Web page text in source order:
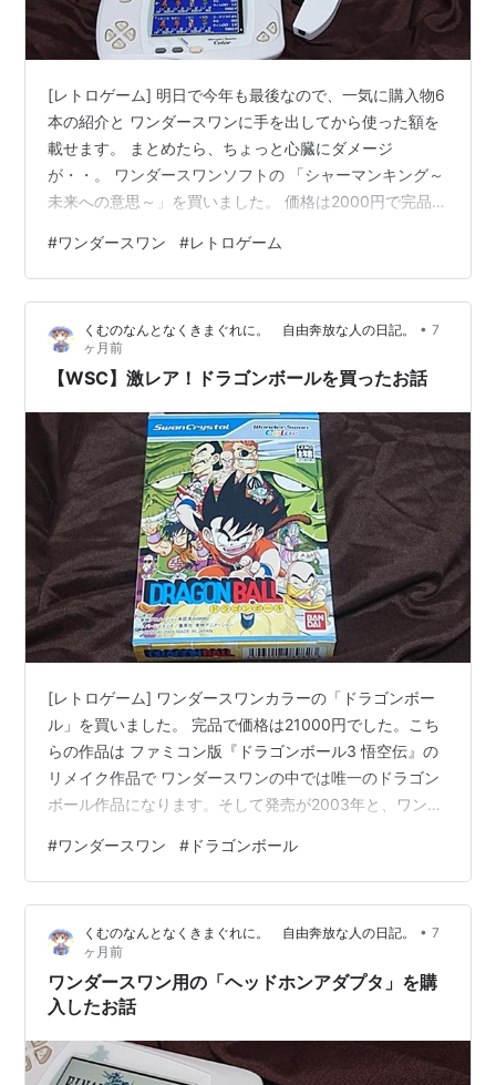
[レトロゲーム] 明日で今年も最後なので、一気に購入物6
本の紹介と ワンダースワンに手を出してから使った額を
載せます。 まとめたら、ちょっと心臓にダメージ
が・・。 ワンダースワンソフトの 「シャーマンキング～
未来への意思～」を買いました。 価格は2000円で完品に
キングを一切知りません。 タイトルは知っている程度。
パッケージ絵のキャラクターも1人も知りません。そんな
状況で何で買ったかというと シャーマンキングを知らな
い人でも楽しめるRPGというレビューを見たから。 そし
て、結構良ゲーという話だったので。 値段を調べたら安
かったので これなら…
#ワンダースワン #レトロゲーム
くむのなんとなくきまぐれに。 自由奔放な人の日記。 • 7
ヶ月前
【WSC】激レア！ドラゴンボールを買ったお話
[レトロゲーム] ワンダースワンカラーの「ドラゴンボー
ル」を買いました。 完品で価格は21000円でした。こち
らの作品は ファミコン版『ドラゴンボール3 悟空伝』の
リメイク作品で ワンダースワンの中では唯一のドラゴン
ボール作品になります。そして発売が2003年と、ワンダ
出荷本数も少ないという。 そして、海外需要もあるので
かなりのレア価格になってしまいました。 定価は3980
円だったんですけどね・・（´・ω・`） 作品の存在は当
時から知ってはいたけど、当時は手を出す気は全くな
く。 ワンダースワンに手を出すなら欲しいソフトの3本
の最後の1つがこれ…
#ワンダースワン # ドラゴンボール
くむのなんとなくきまぐれに。 自由奔放な人の日記。 • 7
ヶ月前
ワンダースワン用の「ヘッドホンアダプタ」を購
入したお話